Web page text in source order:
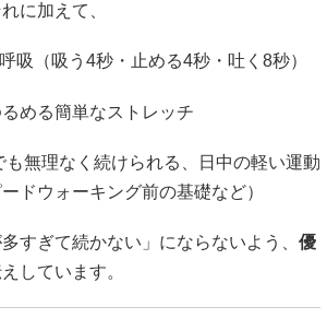
に加えて、
吸（吸う4秒・止める4秒・吐く8秒）
める簡単なストレッチ
も無理なく続けられる、日中の軽い運動
ードウォーキング前の基礎など）
すぎて続かない」にならないよう、 優
しています。